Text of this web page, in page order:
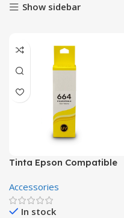
Show sidebar
Tinta Epson Compatible
Para L355 L220 L375 L455
Accessories
In stock